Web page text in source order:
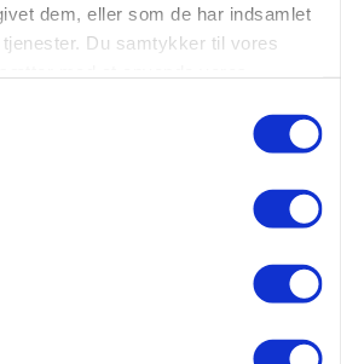
dem, eller som de har indsamlet
Du samtykker til vores
kan beslutte, om man vil
sin eksistens